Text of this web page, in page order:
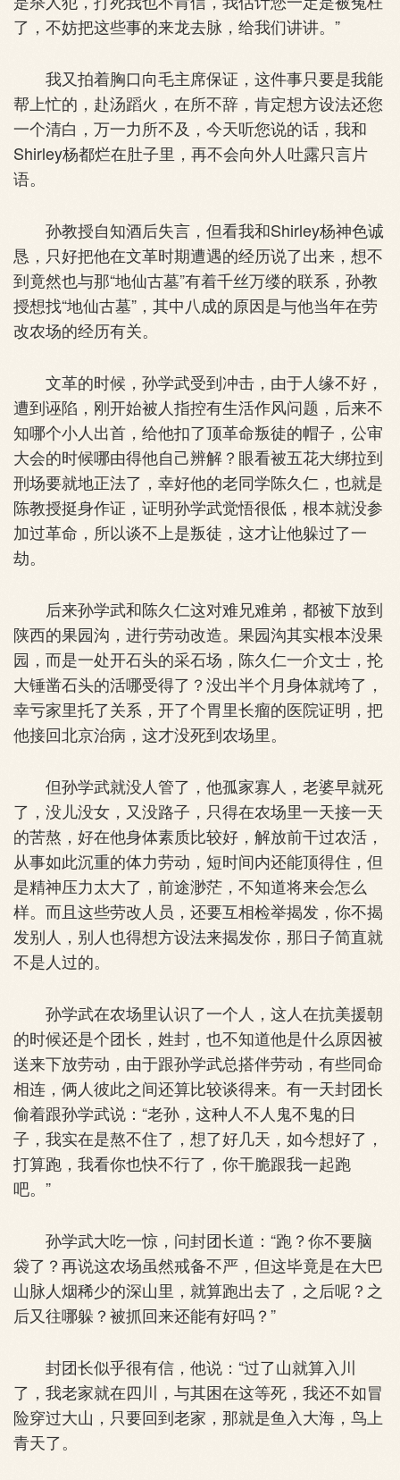
了，不妨把这些事的来龙去脉，给我们讲讲。”
我又拍着胸口向毛主席保证，这件事只要是我能
帮上忙的，赴汤蹈火，在所不辞，肯定想方设法还您
一个清白，万一力所不及，今天听您说的话，我和
Shirley杨都烂在肚子里，再不会向外人吐露只言片
语。
孙教授自知酒后失言，但看我和Shirley杨神色诚
恳，只好把他在文革时期遭遇的经历说了出来，想不
到竟然也与那“地仙古墓”有着千丝万缕的联系，孙教
授想找“地仙古墓”，其中八成的原因是与他当年在劳
改农场的经历有关。
文革的时候，孙学武受到冲击，由于人缘不好，
遭到诬陷，刚开始被人指控有生活作风问题，后来不
知哪个小人出首，给他扣了顶革命叛徒的帽子，公审
大会的时候哪由得他自己辨解？眼看被五花大绑拉到
刑场要就地正法了，幸好他的老同学陈久仁，也就是
陈教授挺身作证，证明孙学武觉悟很低，根本就没参
加过革命，所以谈不上是叛徒，这才让他躲过了一
劫。
后来孙学武和陈久仁这对难兄难弟，都被下放到
陕西的果园沟，进行劳动改造。果园沟其实根本没果
园，而是一处开石头的采石场，陈久仁一介文士，抡
大锤凿石头的活哪受得了？没出半个月身体就垮了，
幸亏家里托了关系，开了个胃里长瘤的医院证明，把
他接回北京治病，这才没死到农场里。
但孙学武就没人管了，他孤家寡人，老婆早就死
了，没儿没女，又没路子，只得在农场里一天接一天
的苦熬，好在他身体素质比较好，解放前干过农活，
从事如此沉重的体力劳动，短时间内还能顶得住，但
是精神压力太大了，前途渺茫，不知道将来会怎么
样。而且这些劳改人员，还要互相检举揭发，你不揭
发别人，别人也得想方设法来揭发你，那日子简直就
不是人过的。
孙学武在农场里认识了一个人，这人在抗美援朝
的时候还是个团长，姓封，也不知道他是什么原因被
送来下放劳动，由于跟孙学武总搭伴劳动，有些同命
相连，俩人彼此之间还算比较谈得来。有一天封团长
偷着跟孙学武说：“老孙，这种人不人鬼不鬼的日
子，我实在是熬不住了，想了好几天，如今想好了，
打算跑，我看你也快不行了，你干脆跟我一起跑
吧。”
孙学武大吃一惊，问封团长道：“跑？你不要脑
袋了？再说这农场虽然戒备不严，但这毕竟是在大巴
山脉人烟稀少的深山里，就算跑出去了，之后呢？之
后又往哪躲？被抓回来还能有好吗？”
封团长似乎很有信，他说：“过了山就算入川
了，我老家就在四川，与其困在这等死，我还不如冒
险穿过大山，只要回到老家，那就是鱼入大海，鸟上
青天了。